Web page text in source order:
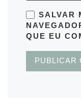
SALVAR
QUE EU